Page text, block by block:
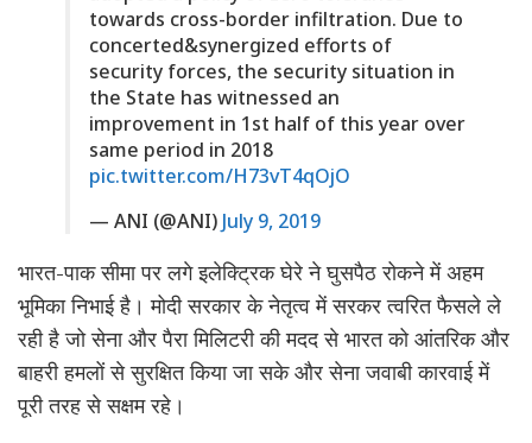
towards cross-border infiltration. Due to
concerted&synergized efforts of
security forces, the security situation in
the State has witnessed an
improvement in 1st half of this year over
same period in 2018
pic.twitter.com/H73vT4qOjO
— ANI (@ANI) July 9, 2019
भारत-पाक सीमा पर लगे इलेक्ट्रिक घेरे ने घुसपैठ रोकने में अहम
भूमिका निभाई है। मोदी सरकार के नेतृत्व में सरकर त्वरित फैसले ले
रही है जो सेना और पैरा मिलिटरी की मदद से भारत को आंतरिक और
बाहरी हमलों से सुरक्षित किया जा सके और सेना जवाबी कारवाई में
पूरी तरह से सक्षम रहे।